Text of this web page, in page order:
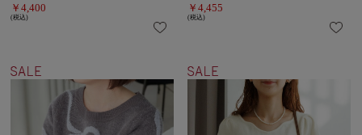
￥4,400
(税込)
￥4,455
(税込)